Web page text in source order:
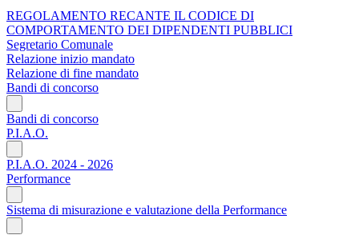
REGOLAMENTO RECANTE IL CODICE DI
COMPORTAMENTO DEI DIPENDENTI PUBBLICI
Segretario Comunale
Relazione inizio mandato
Relazione di fine mandato
Bandi di concorso
Bandi di concorso
P.I.A.O.
P.I.A.O. 2024 - 2026
Performance
Sistema di misurazione e valutazione della Performance